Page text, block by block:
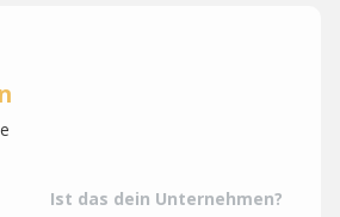
Ist das dein Unternehmen?